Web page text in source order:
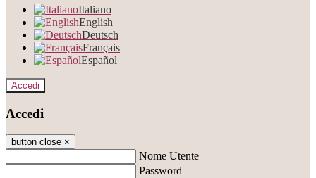
Italiano
English
Deutsch
Français
Español
Accedi
Accedi
button close ×
Nome Utente
Password